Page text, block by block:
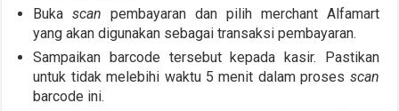
Bukascanpembayaran dan pilih merchant Alfamart
yang akan digunakan sebagai transaksi pembayaran.
Sampaikan barcode tersebut kepada kasir. Pastikan
untuk tidak melebihi waktu 5 menit dalam proses scan
barcode ini.